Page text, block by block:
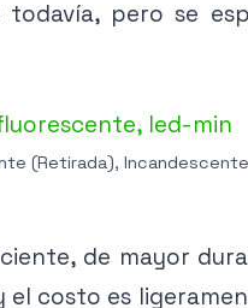
pero se
(Retirada), Incandescente
de mayor
el costo es